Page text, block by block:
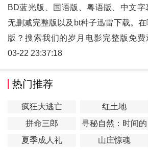
BD蓝光版、国语版、粤语版、中文字
无删减完整版以及bt种子迅雷下载。
版？搜索我们的岁月电影完整版免
03-22 23:37:18
热门推荐
疯狂大逃亡 红土地
拼命三郎
寻秘自然：时间的
形状
夏季成人礼
山庄惊魂